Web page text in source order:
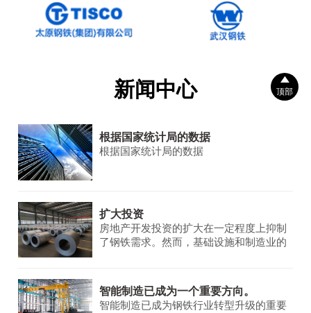
新闻中心
根据国家统计局的数据
根据国家统计局的数据
扩大投资
房地产开发投资的扩大在一定程度上抑制
了钢铁需求。然而，基础设施和制造业的
智能制造已成为一个重要方向。
智能制造已成为钢铁行业转型升级的重要

顶部